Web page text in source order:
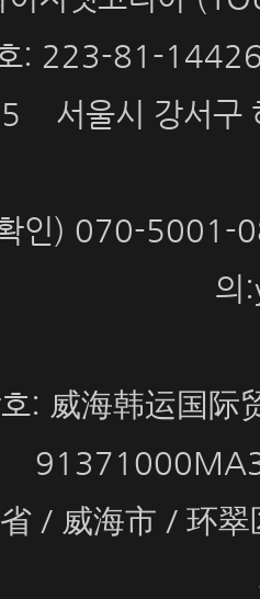
호: 223-81-
서울시 강서구
확인) 070-
의
호: 威海韩运国
/ 威海市 / 环